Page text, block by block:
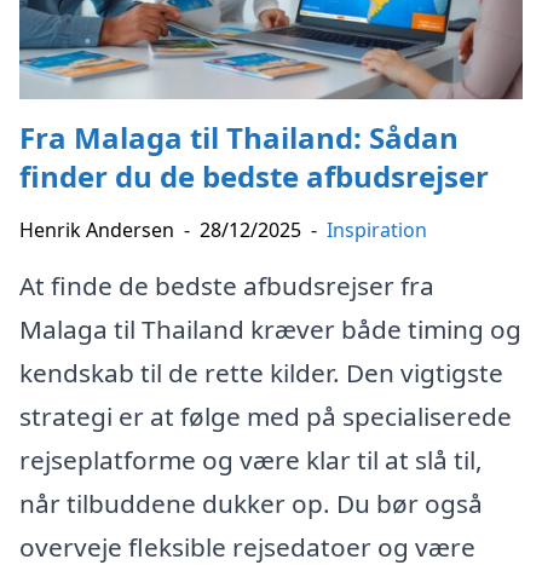
Fra Malaga til Thailand: Sådan
finder du de bedste afbudsrejser
Henrik Andersen - 28/12/2025 - Inspiration
At finde de bedste afbudsrejser fra
Malaga til Thailand kræver både timing og
kendskab til de rette kilder. Den vigtigste
strategi er at følge med på specialiserede
rejseplatforme og være klar til at slå til,
når tilbuddene dukker op. Du bør også
overveje fleksible rejsedatoer og være